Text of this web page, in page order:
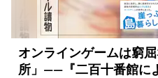
オンラインゲームは窮
所」――『二百十番館に